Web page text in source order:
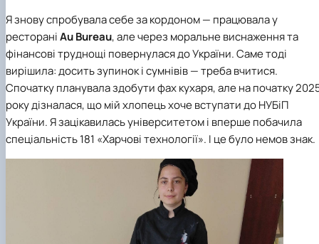
Я знову спробувала себе за кордоном — працювала у
рестораніAu Bureau, але через моральне виснаження та
фінансові труднощі повернулася до України. Саме тоді
вирішила: досить зупинок і сумнівів — треба вчитися.
Спочатку планувала здобути фах кухаря, але на початку
року дізналася, що мій хлопець хоче вступати до НУБіП
України. Я зацікавилась університетом і вперше побачила
спеціальність 181 «Харчові технології». І це було немов знак.